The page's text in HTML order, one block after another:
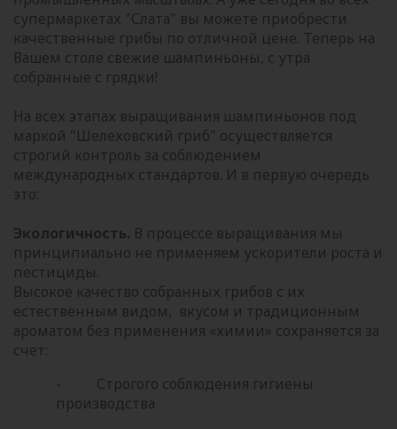
супермаркетах "Слата" вы можете приобрести
качественные грибы по отличной цене. Теперь на
Вашем столе свежие шампиньоны, с утра
собранные с грядки!
На всех этапах выращивания шампиньонов под
маркой "Шелеховский гриб" осуществляется
строгий контроль за соблюдением
международных стандартов. И в первую очередь
это:
Экологичность. В процессе выращивания мы
принципиально не применяем ускорители роста и
пестициды.
Высокое качество собранных грибов с их
естественным видом, вкусом и традиционным
ароматом без применения «химии» сохраняется за
счет:
- Строгого соблюдения гигиены
производства